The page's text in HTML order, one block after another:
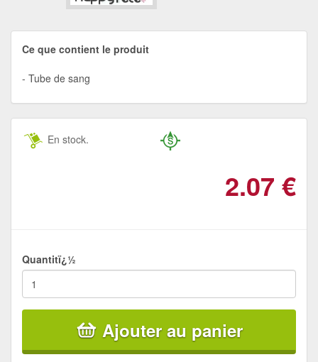
Ce que contient le produit
Tube de sang
En stock.
2.07 €
Quantitï¿½
Ajouter au panier